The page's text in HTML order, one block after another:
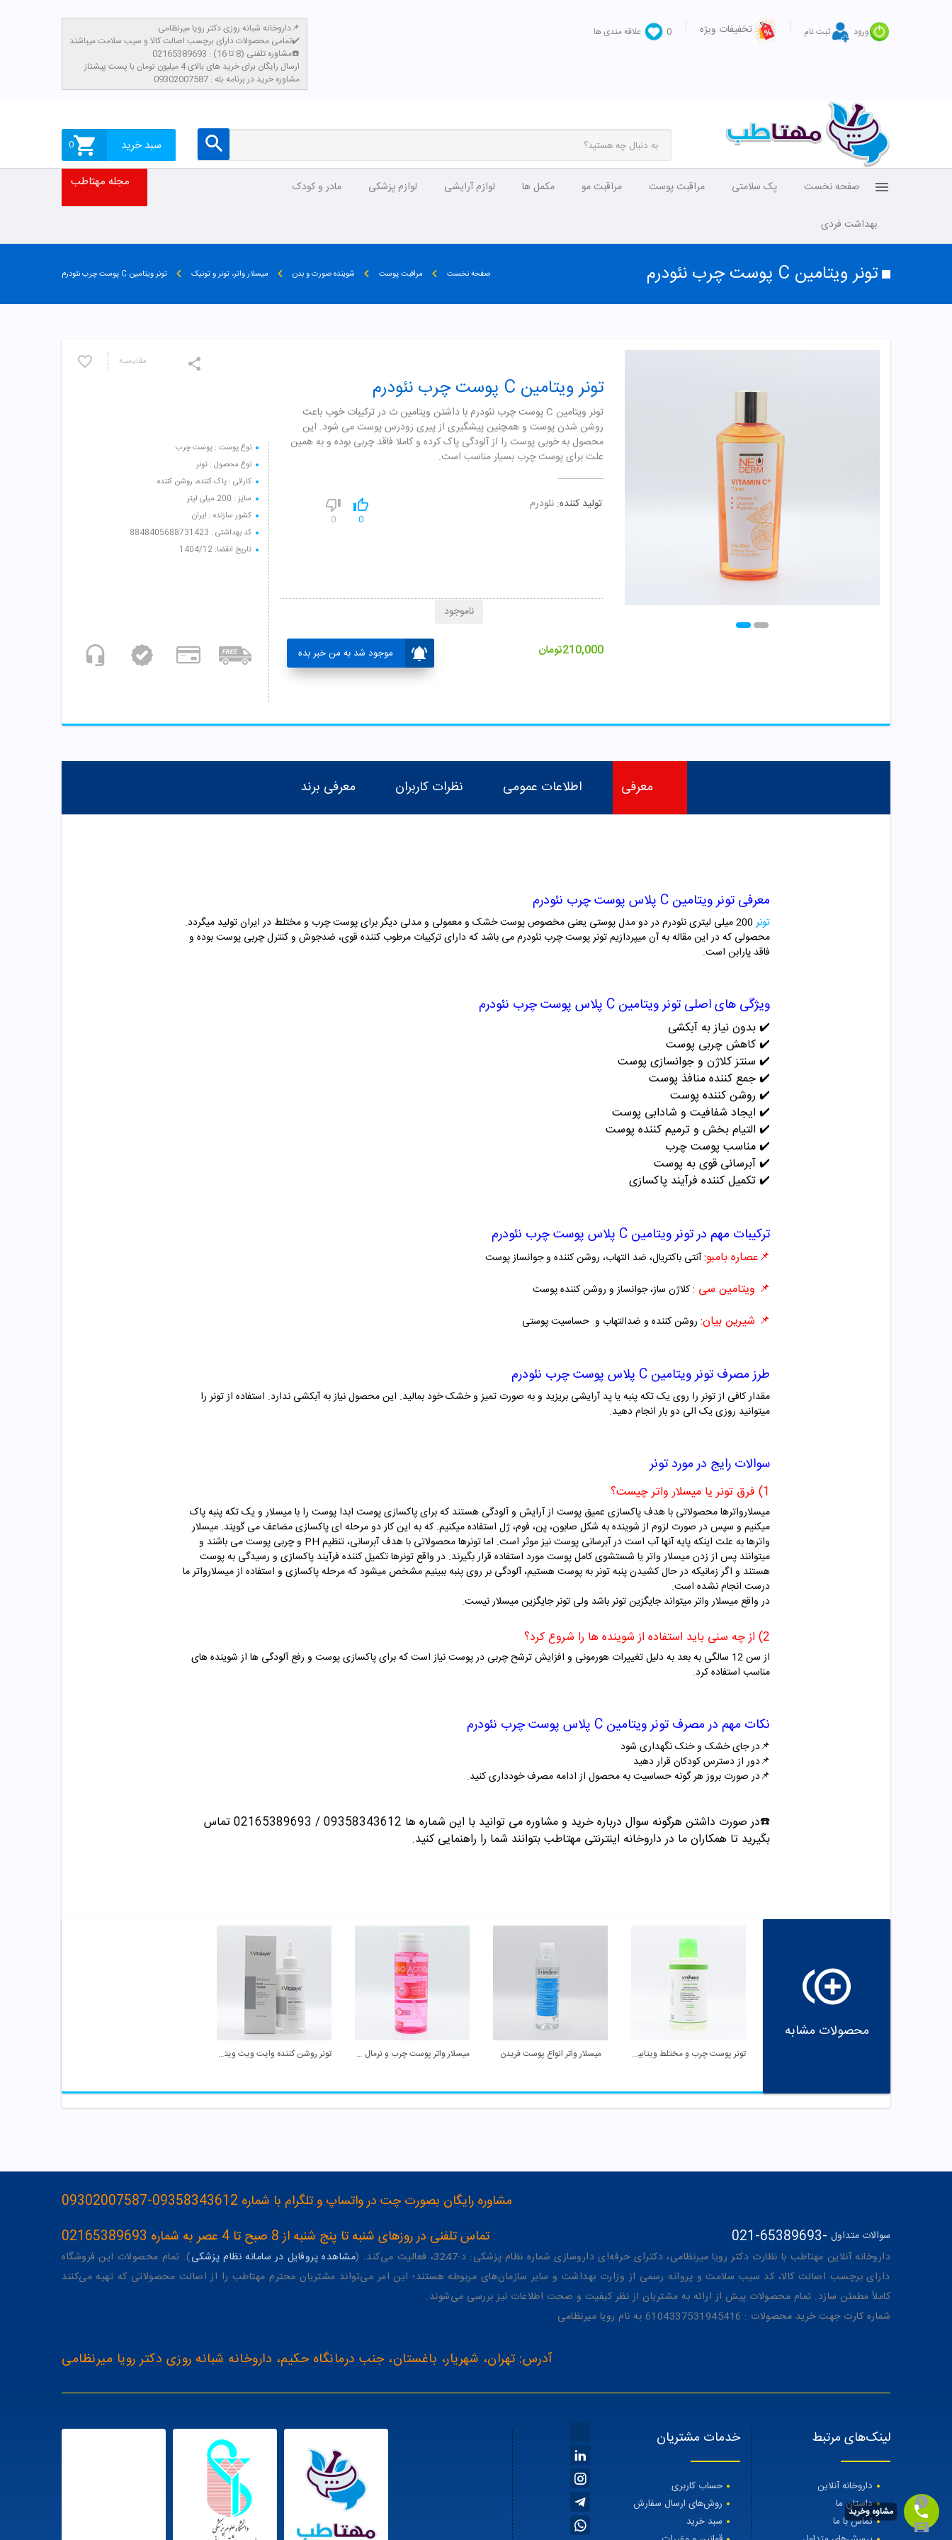
ورود ثبت نام تخفیفات ویژه 0 علاقه مندی ها
داروخانه شبانه روزی دکتر رویا میرنظامی📌
تمامی محصولات دارای برچسب اصالت کالا و سیب سلامت میباشند✔️
مشاوره تلفنی (8 تا 16) : 02165389693☎️
​ارسال رایگان برای خرید های بالای 4 میلیون تومان با پست پیشتاز
مشاوره خرید در برنامه بله : 09302007587
سبد خرید 0
صفحه نخست پک سلامتی مراقبت پوست مراقبت مو مکمل ها لوازم آرایشی لوازم پزشکی مادر و کودک
بهداشت فردی
مجله مهتاطب
تونر ویتامین C پوست چرب نئودرم صفحه نخست مراقبت پوست شوینده صورت و بدن میسلار واتر، تونر و تونیک تونر ویتامین C پوست چرب نئودرم
مقایسـه
نوع پوست : پوست چرب
نوع محصول : تونر
کارائی : پاک کننده، روشن کننده
سایز : 200 میلی لیتر
کشور سازنده : ایران
کد بهداشتی : 8848405688731423
تاریخ انقضا: 1404/12
تونر ویتامین C پوست چرب نئودرم
تونر ویتامین C پوست چرب نئودرم با داشتن ویتامین ث در ترکیبات خوب باعث
روشن شدن پوست و همچنین پیشگیری از پیری زودرس پوست می شود. این
محصول به خوبی پوست را از آلودگی پاک کرده و کاملا فاقد چربی بوده و به همین
علت برای پوست چرب بسیار مناسب است.
تولید کننده: نئودرم
0
0
210,000تومان موجود شد به من خبر بده
ناموجود
معرفی اطلاعات عمومی نظرات کاربران معرفی برند
معرفی تونر ویتامین C پلاس پوست چرب نئودرم
تونر
200 میلی لیتری نئودرم در دو مدل پوستی یعنی مخصوص پوست خشک و معمولی و مدلی دیگر برای پوست چرب و مختلط در ایران تولید میگردد.
محصولی که در این مقاله به آن میپردازیم تونر پوست چرب نئودرم می باشد که دارای ترکیبات مرطوب کننده قوی، ضدجوش و کنترل چربی پوست بوده و
فاقد پارابن است.
ویژگی های اصلی تونر ویتامین C پلاس پوست چرب نئودرم
✔️بدون نیاز به آبکشی
✔️کاهش چربی پوست
✔️ سنتز کلاژن و جوانسازی پوست
✔️جمع کننده منافذ پوست
✔️ روشن کننده پوست
✔️ ایجاد شفافیت و شادابی پوست
✔️ التیام بخش و ترمیم کننده پوست
✔️مناسب پوست چرب
✔️آبرسانی قوی به پوست
✔️تکمیل کننده فرآیند پاکسازی
ترکیبات مهم در تونر ویتامین C پلاس پوست چرب نئودرم
📌عصاره بامبو:آنتی باکتریال، ضد التهاب، روشن کننده و جوانساز پوست
📌 ویتامین سی :کلاژن ساز، جوانساز و روشن کننده پوست
📌 شیرین بیان: روشن کننده و ضدالتهاب و حساسیت پوستی
طرز مصرف تونر ویتامین C پلاس پوست چرب نئودرم
مقدار کافی از تونر را روی یک تکه پنبه یا پد آرایشی بریزید و به صورت تمیز و خشک خود بمالید. این محصول نیاز به آبکشی ندارد. استفاده از تونر را
میتوانید روزی یک الی دو بار انجام دهید.
سوالات رایج در مورد تونر
1) فرق تونر یا میسلار واتر چیست؟
میسلارواترها محصولاتی با هدف پاکسازی عمیق پوست از آرایش و آلودگی هستند که برای پاکسازی پوست ابدا پوست را با میسلار و یک تکه پنبه پاک
میکنیم و سپس در صورت لزوم از شوینده به شکل صابون، پن، فوم، ژل استفاده میکنیم. که به این کار دو مرحله ای پاکسازی مضاعف می گویند. میسلار
واترها به علت اینکه پایه آنها آب است در آبرسانی پوست نیز موثر است. اما تونرها محصولاتی با هدف آبرسانی، تنظیم PH و چربی پوست می باشند و
میتوانند پس از زدن میسلار واتر یا شستشوی کامل پوست مورد استفاده قرار بگیرند. در واقع تونرها تکمیل کننده فرآیند پاکسازی و رسیدگی به پوست
هستند و اگر زمانیکه در حال کشیدن پنبه تونر به پوست هستیم، آلودگی بر روی پنبه ببینیم مشخص میشود که مرحله پاکسازی و استفاده از میسلارواتر ما
درست انجام نشده است.
در واقع میسلار واتر میتواند جایگزین تونر باشد ولی تونر جایگزین میسلار نیست.
2) از چه سنی باید استفاده از شوینده ها را شروع کرد؟
از سن 12 سالگی به بعد به دلیل تغییرات هورمونی و افزایش ترشح چربی در پوست نیاز است که برای پاکسازی پوست و رفع آلودگی ها از شوینده های
مناسب استفاده کرد.
نکات مهم در مصرف تونر ویتامین C پلاس پوست چرب نئودرم
📌در جای خشک و خنک نگهداری شود
📌دور از دسترس کودکان قرار دهید
📌در صورت بروز هر گونه حساسیت به محصول از ادامه مصرف خودداری کنید.
☎️در صورت داشتن هرگونه سوال درباره خرید و مشاوره می توانید با این شماره ها 09358343612 / 02165389693
تماس
بگیرید تا همکاران ما در داروخانه اینترنتی مهتاطب بتوانند شما را راهنمایی کنید.
محصولات مشابه
تونر پوست چرب و مختلط ویتابیکس میسلار واتر انواع پوست فریدن میسلار واتر پوست چرب و نرمال گریپ فروت نو آکنه تونر روشن کننده وایت ویت ویتالیر
مشاوره رایگان بصورت چت در واتساپ و تلگرام با شماره 09358343612-09302007587
تماس تلفنی در روزهای شنبه تا پنج شنبه از 8 صبح تا 4 عصر به شماره 02165389693
021-65389693 سوالات متداول -
داروخانه آنلاین مهتاطب با نظارت دکتر رویا میرنظامی، دکترای حرفه‌ای داروسازی شماره نظام پزشکی: د-3247، فعالیت می‌کند. ( مشاهده پروفایل در سامانه نظام پزشکی). تمام محصولات این فروشگاه
دارای برچسب اصالت کالا، کد سیب سلامت و پروانه رسمی از وزارت بهداشت و سایر سازمان‌های مربوطه هستند؛ این امر می‌تواند مشتریان محترم مهتاطب را از اصالت محصولاتی که تهیه می‌کنند
کاملاً مطمئن سازد. تمام محصولات پیش از ارائه به مشتریان از نظر کیفیت و صحت اطلاعات نیز بررسی می‌شوند.
شماره کارت جهت خرید محصولات : 6104337531945416 به نام رویا میرنظامی
آدرس: تهران، شهریار، باغستان، جنب درمانگاه حکیم، داروخانه شبانه روزی دکتر رویا میرنظامی
لینک‌های مرتبط
داروخانه آنلاین
داستان ما
تماس با ما
خدمات مشتریان
حساب کاربری
روش‌های ارسال سفارش
سبد خرید
مشاوه وخرید